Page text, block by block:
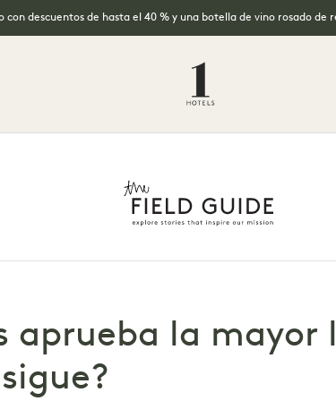
descuentos de hasta el 40 % y una botella de vino rosado de
aprueba la